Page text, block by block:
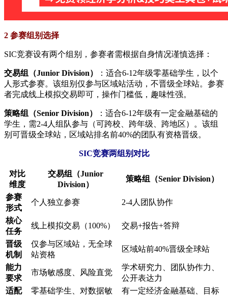
2 参赛组别选择
SIC竞赛设有两个组别，参赛者需根据自身情况谨慎选择：
​交易组（Junior Division）​
​：适合6-12年级零基础学生，以个
人形式参赛。该组别仅参与区域站活动，不晋级全球站。参赛
者完成线上模拟交易即可，操作门槛低，趣味性强。
​策略组（Senior Division）​
​：适合6-12年级有一定金融基础的
学生，需2-4人组队参与（可跨校、跨年级、跨地区）。该组
别可晋级全球站，区域站排名前40%的团队有资格晋级。
SIC竞赛两组别对比
​对比
维度​
​交易组（Junior
Division）​
​策略组（Senior Division）​
​参赛
形式​
个人独立参赛 2-4人团队协作
​核心
任务​
线上模拟交易（100%） 交易+报告+答辩
​晋级
机制​
仅参与区域站，无全球
站资格
区域站前40%晋级全球站
​能力
要求​
市场敏感度、风险直觉
学术研究力、团队协作力、
公开表达力
​适配
零基础学生、对数据敏
有一定经济金融基础、目标